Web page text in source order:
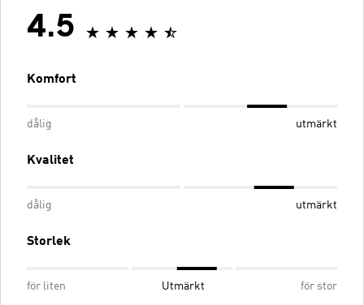
4.5
Komfort
dålig utmärkt
Kvalitet
dålig utmärkt
Storlek
för liten Utmärkt för stor